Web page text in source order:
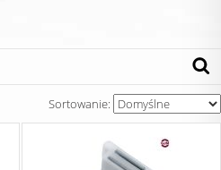
Sortowanie: